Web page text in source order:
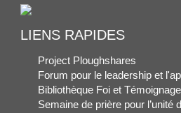
LIENS RAPIDES
Project Ploughshares
Forum pour le leadership et
Bibliothèque Foi et Témoignage
Semaine de prière pour l’unité